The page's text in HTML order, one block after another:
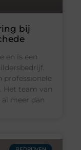
bij
en is een
professionele
Het team van
meer dan